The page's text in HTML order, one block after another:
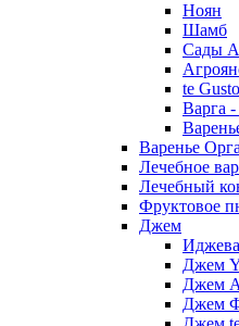
Ноян
Шамб
Сады
te Gusto
Варга
Варенье
Лечебное
Лечебный
Фруктовое
Джем
Джем
Джем
Джем